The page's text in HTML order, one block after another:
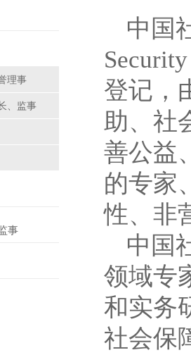
理事
、监事
事
中国
登记，
助、社
善公益
的专家
性、非
中国
领域专
和实务
社会保